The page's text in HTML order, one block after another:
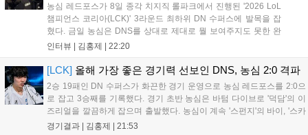
농심 레드포스가 8일 종각 치지직 롤파크에서 진행된 '2026 LoL
챔피언스 코리아(LCK)' 3라운드 최하위 DN 수퍼스에 발목을 잡
혔다. 금일 농심은 DNS를 상대로 제대로 뭘 보여주지도 못한 완
패를 당하고 말았다. 이하 농심 레드포스 최인규 감독과 '리헨즈'
인규 감독 : 모든 경...
인터뷰 | 김홍제 | 22:20
[LCK] 올해 가장 좋은 경기력 선보인 DNS, 농심 2:0 격파
2승 19패인 DN 수퍼스가 화끈한 경기 운영으로 농심 레드포스를 2:0으
로 잡고 3승째를 기록했다. 경기 초반 농심은 바텀 다이브로 '덕담'의 이
즈리얼을 깔끔하게 잡으며 출발했다. 농심이 계속 '스펀지'의 바이, '스카
웃'의 신드라가 맹활약하며 초반부터 잡은 주도권을 계속 잘 굴렸다.
경기결과 | 김홍제 | 21:53